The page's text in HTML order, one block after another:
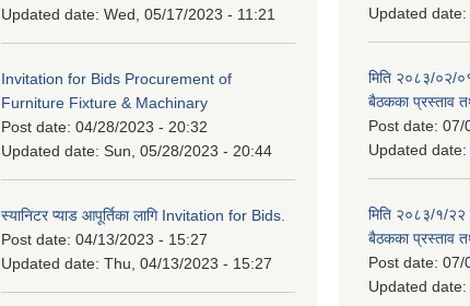
Updated date: Wed, 05/17/2023 - 11:21
Invitation for Bids Procurement of
Furniture Fixture & Machinary
Post date: 04/28/2023 - 20:32
Updated date: Sun, 05/28/2023 - 20:44
स्यानिटर प्याड आपूर्तिका लागि Invitation for Bids.
Post date: 04/13/2023 - 15:27
Updated date: Thu, 04/13/2023 - 15:27
Updated date:
मिति २०८३/०२/
बैठकका प्रस्ताव
Post date: 07/
Updated date:
मिति २०८३/१/२२
बैठकका प्रस्ताव
Post date: 07/
Updated date: